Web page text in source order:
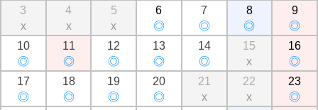
3
x
4
x
5
x
6
◎
7
◎
8
◎
9
◎
10
◎
11
◎
12
◎
13
◎
14
◎
15
x
16
◎
17
◎
18
◎
19
◎
20
◎
21
x
22
x
23
◎